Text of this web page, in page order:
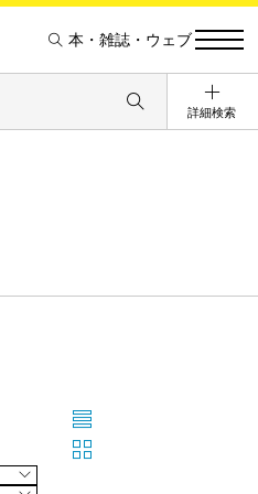
本・雑誌・ウェブ
詳細検索